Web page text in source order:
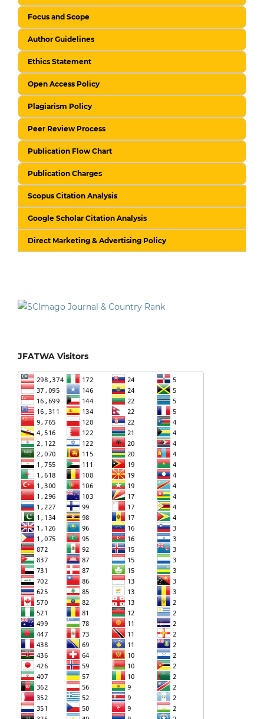
Focus and Scope
Author Guidelines
Ethics Statement
Open Access Policy
Plagiarism Policy
Peer Review Process
Publication Flow Chart
Publication Charges
Scopus Citation Analysis
Google Scholar Citation Analysis
Direct Marketing & Advertising Policy
JFATWA Visitors